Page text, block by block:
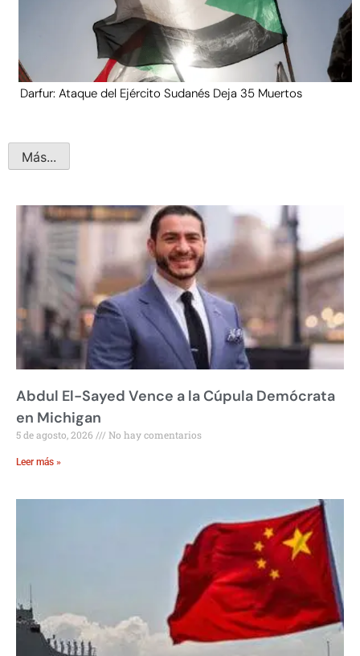
Darfur: Ataque del Ejército Sudanés Deja 35 Muertos
Más...
Abdul El-Sayed Vence a la Cúpula Demócrata
en Michigan
5 de agosto, 2026 No hay comentarios
Leer más »